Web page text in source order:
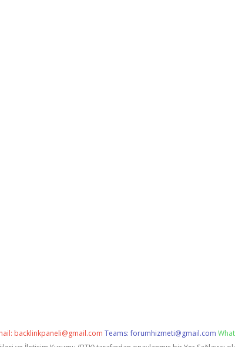
backlinkpaneli@gmail.com Teams:forumhizmeti@gmail.com